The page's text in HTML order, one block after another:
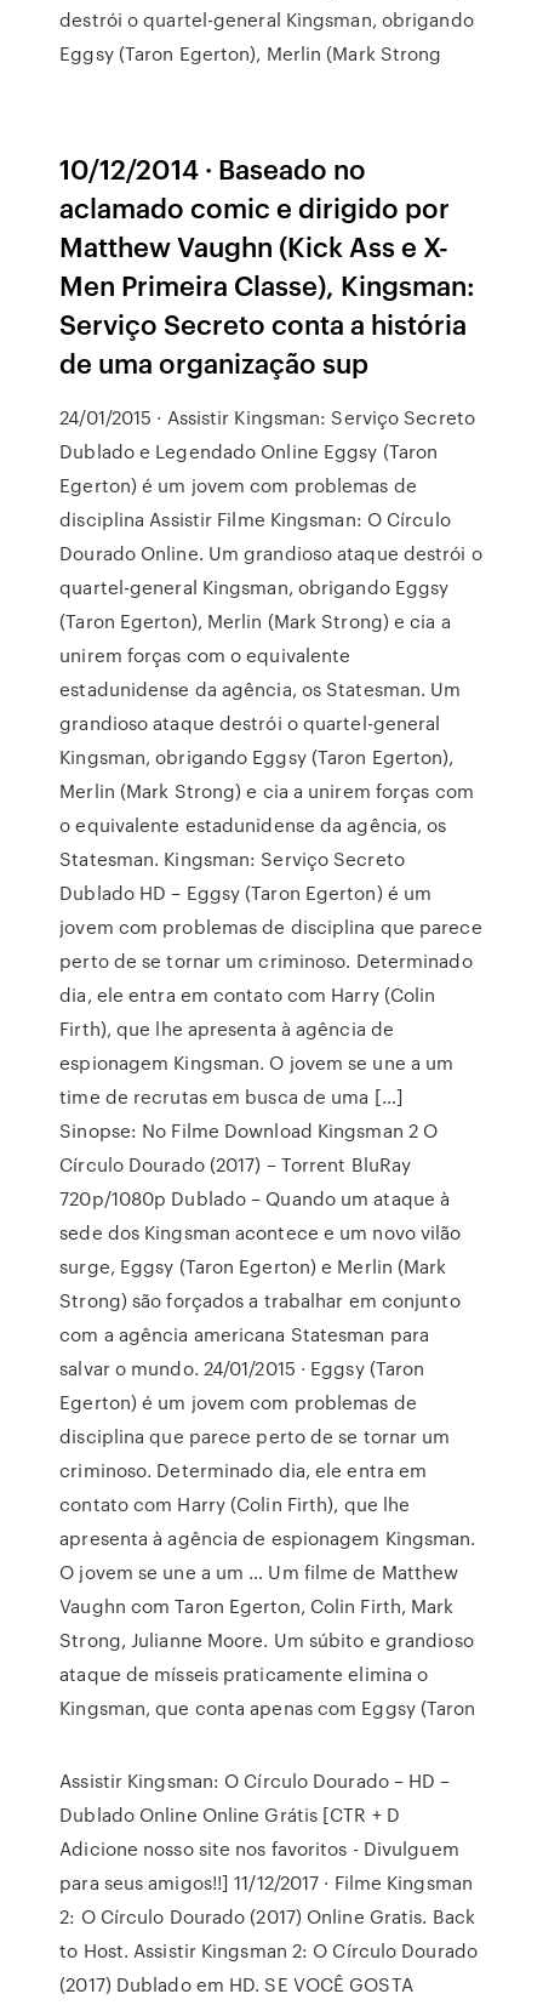
destrói o quartel-general Kingsman, obrigando
Eggsy (Taron Egerton), Merlin (Mark Strong
10/12/2014 · Baseado no
aclamado comic e dirigido por
Matthew Vaughn (Kick Ass e X-
Men Primeira Classe), Kingsman:
Serviço Secreto conta a história
de uma organização sup
24/01/2015 · Assistir Kingsman: Serviço Secreto
Dublado e Legendado Online Eggsy (Taron
Egerton) é um jovem com problemas de
disciplina Assistir Filme Kingsman: O Círculo
Dourado Online. Um grandioso ataque destrói o
quartel-general Kingsman, obrigando Eggsy
(Taron Egerton), Merlin (Mark Strong) e cia a
unirem forças com o equivalente
estadunidense da agência, os Statesman. Um
grandioso ataque destrói o quartel-general
Kingsman, obrigando Eggsy (Taron Egerton),
Merlin (Mark Strong) e cia a unirem forças com
o equivalente estadunidense da agência, os
Statesman. Kingsman: Serviço Secreto
Dublado HD – Eggsy (Taron Egerton) é um
jovem com problemas de disciplina que parece
perto de se tornar um criminoso. Determinado
dia, ele entra em contato com Harry (Colin
Firth), que lhe apresenta à agência de
espionagem Kingsman. O jovem se une a um
time de recrutas em busca de uma […]
Sinopse: No Filme Download Kingsman 2 O
Círculo Dourado (2017) – Torrent BluRay
720p/1080p Dublado – Quando um ataque à
sede dos Kingsman acontece e um novo vilão
surge, Eggsy (Taron Egerton) e Merlin (Mark
Strong) são forçados a trabalhar em conjunto
com a agência americana Statesman para
salvar o mundo. 24/01/2015 · Eggsy (Taron
Egerton) é um jovem com problemas de
disciplina que parece perto de se tornar um
criminoso. Determinado dia, ele entra em
contato com Harry (Colin Firth), que lhe
apresenta à agência de espionagem Kingsman.
O jovem se une a um … Um filme de Matthew
Vaughn com Taron Egerton, Colin Firth, Mark
Strong, Julianne Moore. Um súbito e grandioso
ataque de mísseis praticamente elimina o
Kingsman, que conta apenas com Eggsy (Taron
Assistir Kingsman: O Círculo Dourado – HD –
Dublado Online Online Grátis [CTR + D
Adicione nosso site nos favoritos - Divulguem
para seus amigos!!] 11/12/2017 · Filme Kingsman
2: O Círculo Dourado (2017) Online Gratis. Back
to Host. Assistir Kingsman 2: O Círculo Dourado
(2017) Dublado em HD. SE VOCÊ GOSTA